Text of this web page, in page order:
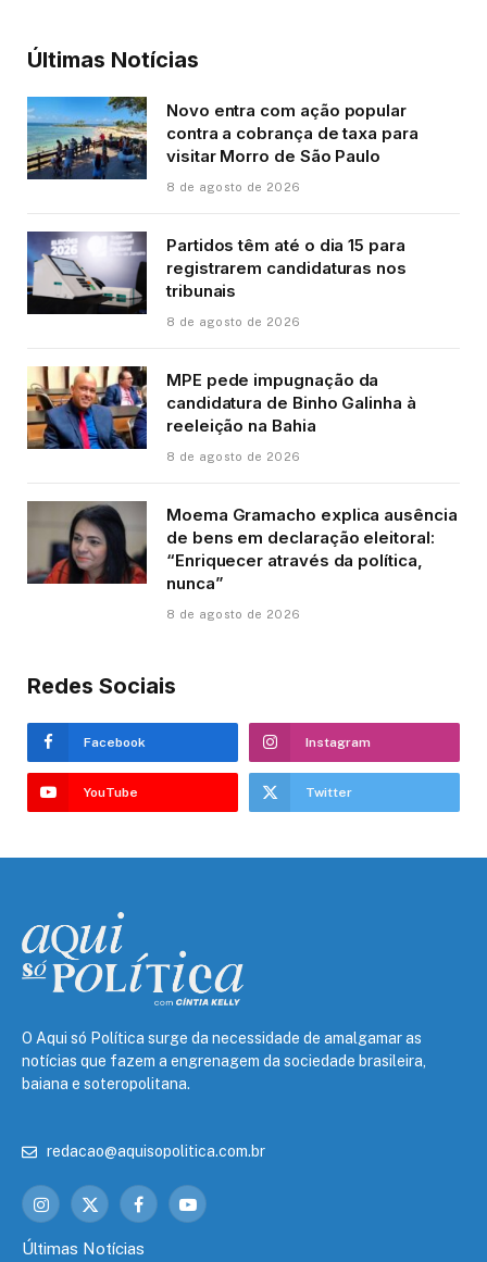
Últimas Notícias
Novo entra com ação popular
contra a cobrança de taxa para
visitar Morro de São Paulo
8 de agosto de 2026
Partidos têm até o dia 15 para
registrarem candidaturas nos
tribunais
8 de agosto de 2026
MPE pede impugnação da
candidatura de Binho Galinha à
reeleição na Bahia
8 de agosto de 2026
Moema Gramacho explica ausência
de bens em declaração eleitoral:
“Enriquecer através da política,
nunca”
8 de agosto de 2026
Redes Sociais
Facebook Instagram
YouTube Twitter
O Aqui só Política surge da necessidade de amalgamar as
notícias que fazem a engrenagem da sociedade brasileira,
baiana e soteropolitana.
redacao@aquisopolitica.com.br
Instagram
X
FacebookYouTube
Últimas Notícias